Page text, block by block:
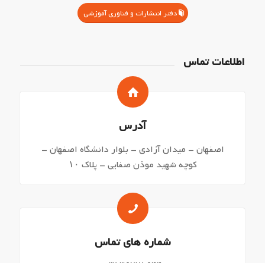
دفتر انتشارات و فناوری آموزشی
اطلاعات تماس
آدرس
اصفهان – میدان آزادی – بلوار دانشگاه اصفهان –
کوچه شهید موذن صفایی – پلاک ۱۰
شماره های تماس